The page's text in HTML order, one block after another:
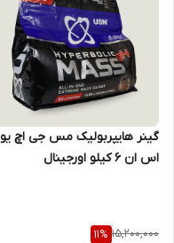
گینر هایپربولیک مس جی اچ یو
اس ان ۶ کیلو اورجینال
15,200,000
11%